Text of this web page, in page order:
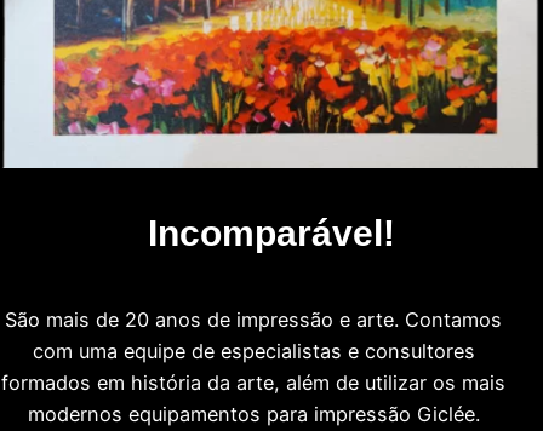
Incomparável!
São mais de 20 anos de impressão e arte. Contamos
com uma equipe de especialistas e consultores
formados em história da arte, além de utilizar os mais
modernos equipamentos para impressão Giclée.